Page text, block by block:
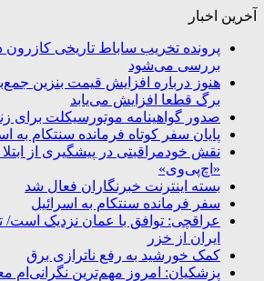
آخرین اخبار
پرونده تخریب ساباط تاریخی
بررسی می‌شود
هنوز درباره افزایش قیمت بنزین
برگ قطعا افزایش می‌یابد
صدور گواهینامه موتورسیکلت برای
پایان سفر کوتاه فرمانده سنتکام به
نقش خودمراقبتی در پیشگیری از
«اچ‌پی‌وی»
بسته اینترنت خبرنگاران فعال شد
سفر فرمانده سنتکام به اسرائیل
ایران از خزر
کمک خورشید به رفع ناترازی برق
پزشکیان: امروز مهم‌ترین